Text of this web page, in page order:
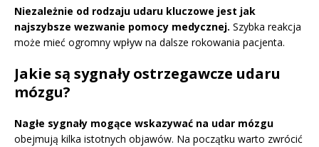
Niezależnie od rodzaju udaru kluczowe jest jak
najszybsze wezwanie pomocy medycznej. Szybka reakcja
może mieć ogromny wpływ na dalsze rokowania pacjenta.
Jakie są sygnały ostrzegawcze udaru
mózgu?
Nagłe sygnały mogące wskazywać na udar mózgu
obejmują kilka istotnych objawów. Na początku warto zwrócić